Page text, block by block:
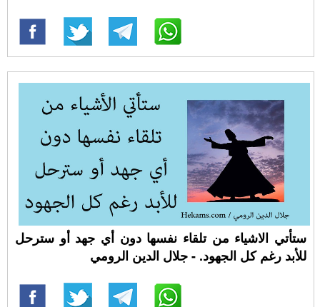
ستأتي الاشياء من تلقاء نفسها دون أي جهد أو سترحل
للأبد رغم كل الجهود. - جلال الدين الرومي